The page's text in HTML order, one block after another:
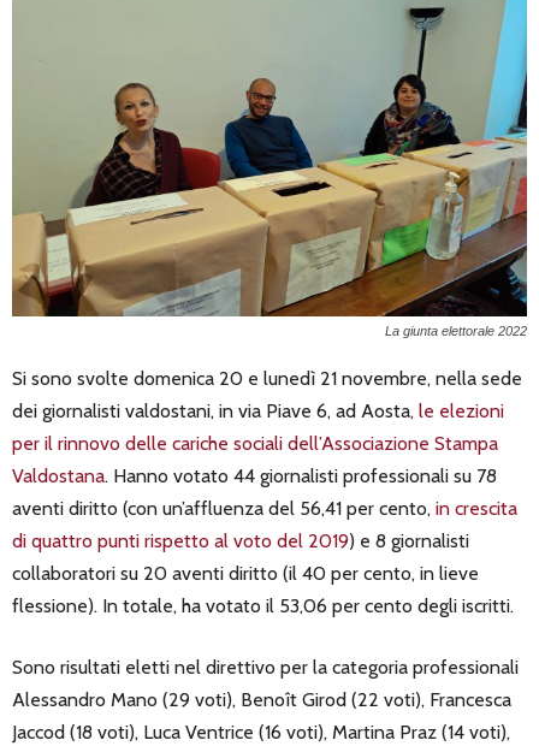
La giunta elettorale 2022
Si sono svolte domenica 20 e lunedì 21 novembre, nella sede
dei giornalisti valdostani, in via Piave 6, ad Aosta, le elezioni
per il rinnovo delle cariche sociali dell’Associazione Stampa
Valdostana. Hanno votato 44 giornalisti professionali su 78
aventi diritto (con un’affluenza del 56,41 per cento, in crescita
di quattro punti rispetto al voto del 2019) e 8 giornalisti
collaboratori su 20 aventi diritto (il 40 per cento, in lieve
flessione). In totale, ha votato il 53,06 per cento degli iscritti.
Sono risultati eletti nel direttivo per la categoria professionali
Alessandro Mano (29 voti), Benoît Girod (22 voti), Francesca
Jaccod (18 voti), Luca Ventrice (16 voti), Martina Praz (14 voti),